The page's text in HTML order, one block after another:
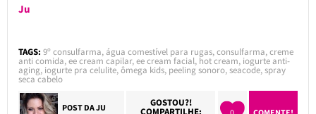
Ju
TAGS: 9º consulfarma,água comestível para rugas,consulfarma,creme
anti comida,ee cream capilar,ee cream facial, hot cream, iogurte anti-
aging, iogurte pra celulite,ômega kids, peeling sonoro,seacode,spray
seca cabelo
POST DAJU
GOSTOU?!
COMPARTILHE: